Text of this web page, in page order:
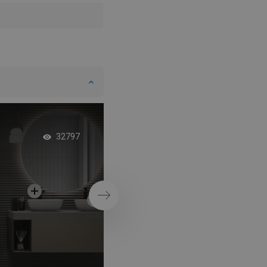
32797
Következő